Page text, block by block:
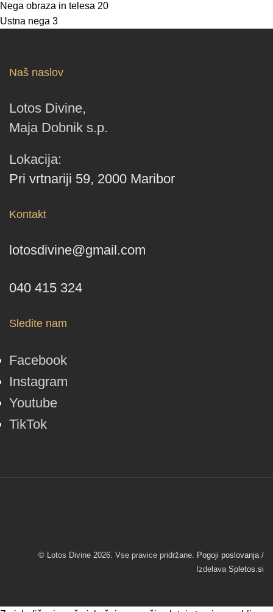
Nega obraza in telesa 20
Ustna nega 3
Naš naslov
Lotos Divine,
Maja Dobnik s.p.
Lokacija:
Pri vrtnariji 59, 2000 Maribor
Kontakt
lotosdivine@gmail.com
040 415 324
Sledite nam
Facebook
Instagram
Youtube
TikTok
© Lotos Divine 2026. Vse pravice pridržane. Pogoji poslovanja/
Izdelava Spletos.si